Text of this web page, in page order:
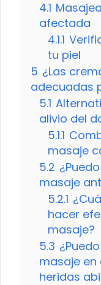
4.1
afectada
4.1.1
tu piel
5 ¿Las
adecuadas
5.1
alivio del
5.1.1
masaje
5.2
masaje
5.2.1
hacer
masaje?
5.3
masaje en
heridas